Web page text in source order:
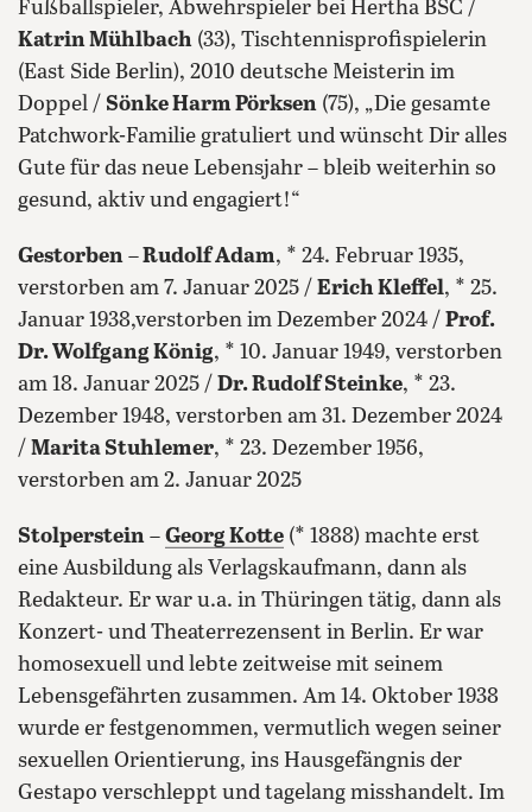
Fußballspieler, Abwehrspieler bei Hertha BSC /
Katrin Mühlbach (33), Tischtennisprofispielerin
(East Side Berlin), 2010 deutsche Meisterin im
Doppel / Sönke Harm Pörksen (75), „Die gesamte
Patchwork-Familie gratuliert und wünscht Dir alles
Gute für das neue Lebensjahr – bleib weiterhin so
gesund, aktiv und engagiert!“
Gestorben –Rudolf Adam, * 24. Februar 1935,
verstorben am 7. Januar 2025 / Erich Kleffel, * 25.
Januar 1938,verstorben im Dezember 2024 / Prof.
Dr. Wolfgang König, * 10. Januar 1949, verstorben
am 18. Januar 2025 / Dr. Rudolf Steinke, * 23.
Dezember 1948, verstorben am 31. Dezember 2024
/ Marita Stuhlemer, * 23. Dezember 1956,
verstorben am 2. Januar 2025
Stolperstein – Georg Kotte (* 1888) machte erst
eine Ausbildung als Verlagskaufmann, dann als
Redakteur. Er war u.a. in Thüringen tätig, dann als
Konzert- und Theaterrezensent in Berlin. Er war
homosexuell und lebte zeitweise mit seinem
Lebensgefährten zusammen. Am 14. Oktober 1938
wurde er festgenommen, vermutlich wegen seiner
sexuellen Orientierung, ins Hausgefängnis der
Gestapo verschleppt und tagelang misshandelt. Im